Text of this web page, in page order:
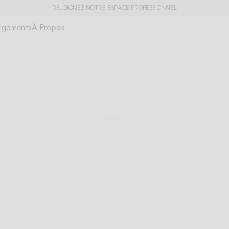
REJOIGNEZ NOTRE ESPACE PROFESSIONNEL
À Propos